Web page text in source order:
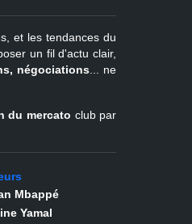
sept
juil -
31 août
et les tendances du
un fil d'actu clair,
négociations... ne
du mercato club par
Mbappé
Yamal